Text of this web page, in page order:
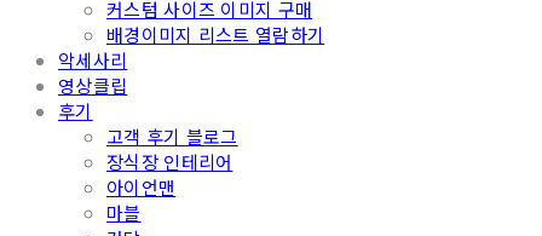
커스텀 사이즈 이미지 구매
배경이미지 리스트 열람하기
악세사리
영상클립
후기
고객 후기 블로그
장식장 인테리어
아이언맨
마블